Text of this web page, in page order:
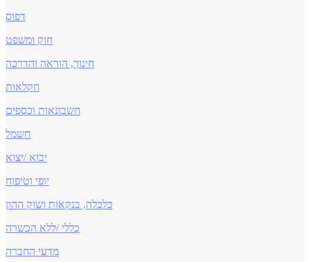
דפוס
חוק ומשפט
חינוך, הוראה והדרכה
חקלאות
חשבונאות וכספים
חשמל
יבוא /יצוא
יופי וטיפוח
כלכלה, בנקאות ושוק ההון
כללי /ללא הכשרה
מדעי החברה